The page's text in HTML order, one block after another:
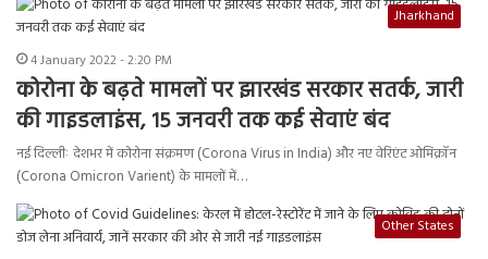
Jharkhand
4 January 2022 - 2:20 PM
कोरोना के बढ़ते मामलों पर झारखंड सरकार सतर्क, जारी
की गाइडलाइंस, 15 जनवरी तक कई सेवाएं बंद
नई दिल्लीः देशभर में कोरोना संक्रमण (Corona Virus in India) और नए वेरिएंट ओमिक्रॉन
(Corona Omicron Varient) के मामलों में…
Other States